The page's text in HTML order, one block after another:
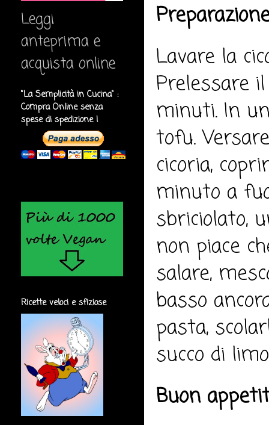
Lavare la
Prelessare
minuti. In
tofu.
cicoria,
minuto a
sbriciolato,
non piace
salare,
basso
pasta,
succo di
Buon
Leggi
anteprima e
acquista online
"La Semplicità in Cucina" :
Compra Online senza
spese di spedizione !
Ricette veloci e sfiziose